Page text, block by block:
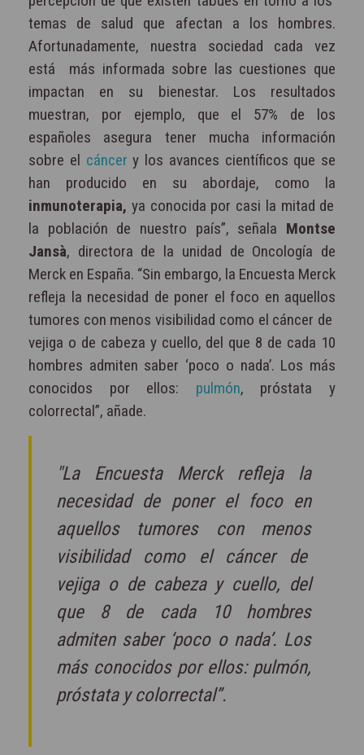
temas de salud que afectan a los hombres.
Afortunadamente, nuestra sociedad cada vez
está
más informada sobre las cuestiones que
impactan en su bienestar. Los resultados
muestran,
por ejemplo, que el 57% de los
españoles asegura tener mucha información
sobre el cáncer y los avances científicos que se
han producido en su abordaje, como la
inmunoterapia, ya conocida por casi la mitad de
la población de nuestro país”, señala Montse
Jansà, directora de la unidad de Oncología de
Merck en España. “Sin embargo, la Encuesta Merck
refleja la necesidad de poner el foco en aquellos
tumores con menos visibilidad como el cáncer de
vejiga o de cabeza y cuello, del que 8 de cada 10
hombres admiten saber ‘poco o nada’. Los más
conocidos por ellos: pulmón, próstata y
colorrectal”, añade.
"La Encuesta Merck refleja la
necesidad de poner el foco en
aquellos tumores con menos
visibilidad como el cáncer de
vejiga o de cabeza y cuello, del
que 8 de cada 10 hombres
admiten saber ‘poco o nada’. Los
más conocidos por ellos: pulmón,
próstata y colorrectal”.